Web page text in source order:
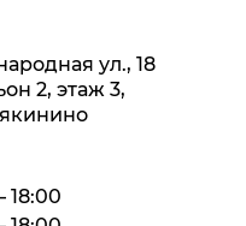
18:00
ул., 18
2, этаж 3,